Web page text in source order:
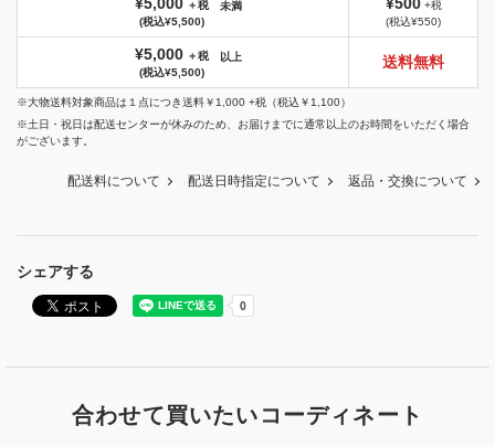
シェアする
＋税
(税込¥5,500)
未満
+税
(税込¥550)
¥5,000 ＋税
(税込¥5,500)
以上 送料無料
※大物送料対象商品は１点につき送料￥1,000 +税（税込￥1,100）
※土日・祝日は配送センターが休みのため、お届けまでに通常以上のお時間をいただく場合
がございます。
配送料について 配送日時指定について 返品・交換について
合わせて買いたいコーディネート